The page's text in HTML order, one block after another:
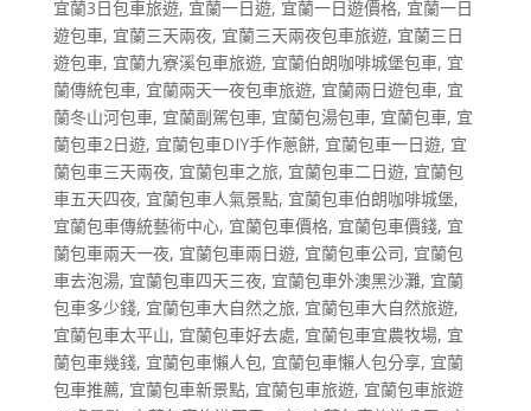
宜蘭3日包車旅遊, 宜蘭一日遊, 宜蘭一日遊價格, 宜蘭一日
遊包車, 宜蘭三天兩夜, 宜蘭三天兩夜包車旅遊, 宜蘭三日
遊包車, 宜蘭九寮溪包車旅遊, 宜蘭伯朗咖啡城堡包車, 宜
蘭傳統包車, 宜蘭兩天一夜包車旅遊, 宜蘭兩日遊包車, 宜
蘭冬山河包車, 宜蘭副駕包車, 宜蘭包湯包車, 宜蘭包車, 宜
蘭包車2日遊, 宜蘭包車DIY手作蔥餅, 宜蘭包車一日遊, 宜
蘭包車三天兩夜, 宜蘭包車之旅, 宜蘭包車二日遊, 宜蘭包
車五天四夜, 宜蘭包車人氣景點, 宜蘭包車伯朗咖啡城堡,
宜蘭包車傳統藝術中心, 宜蘭包車價格, 宜蘭包車價錢, 宜
蘭包車兩天一夜, 宜蘭包車兩日遊, 宜蘭包車公司, 宜蘭包
車去泡湯, 宜蘭包車四天三夜, 宜蘭包車外澳黑沙灘, 宜蘭
包車多少錢, 宜蘭包車大自然之旅, 宜蘭包車大自然旅遊,
宜蘭包車太平山, 宜蘭包車好去處, 宜蘭包車宜農牧場, 宜
蘭包車幾錢, 宜蘭包車懶人包, 宜蘭包車懶人包分享, 宜蘭
包車推薦, 宜蘭包車新景點, 宜蘭包車旅遊, 宜蘭包車旅遊